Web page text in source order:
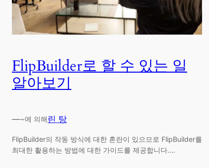
FlipBuilder로 할 수 있는 일
알아보기
—~에 의해 린 탕
FlipBuilder의 작동 방식에 대한 혼란이 있으므로 FlipBuilder를
최대한 활용하는 방법에 대한 가이드를 제공합니다.…